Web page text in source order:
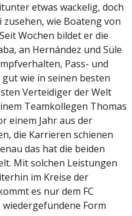
etwas wackelig, doch
wie Boateng von
Wochen bildet er die
an Hernández und Süle
Pass- und
wie in seinen besten
Verteidiger der Welt
Teamkollegen Thomas
einem Jahr aus der
die Karrieren schienen
das hat die beiden
Mit solchen Leistungen
im Kreise der
es nur dem FC
wiedergefundene Form